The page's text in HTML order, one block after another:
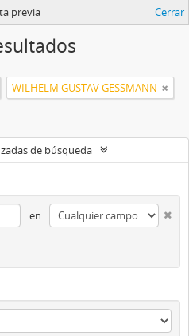
previa Cerrar
WILHELM GUSTAV GESSMANN
de búsqueda
en